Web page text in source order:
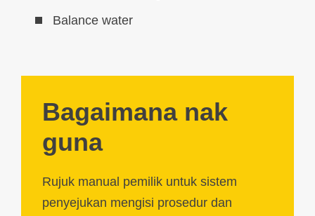
Balance water
Bagaimana nak
guna
Rujuk manual pemilik untuk sistem
penyejukan mengisi prosedur dan